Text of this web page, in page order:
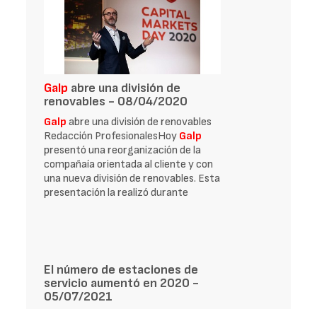
Galp abre una división de
renovables - 08/04/2020
Galp abre una división de renovables
Redacción ProfesionalesHoy Galp
presentó una reorganización de la
compañaía orientada al cliente y con
una nueva división de renovables. Esta
presentación la realizó durante
El número de estaciones de
servicio aumentó en 2020 -
05/07/2021